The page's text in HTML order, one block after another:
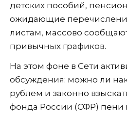
детских пособий,
ожидающие
листам, массово
привычных графиков.
На этом фоне в Сети
обсуждения: можно ли
рублем и законно
фонда России (СФР) пени